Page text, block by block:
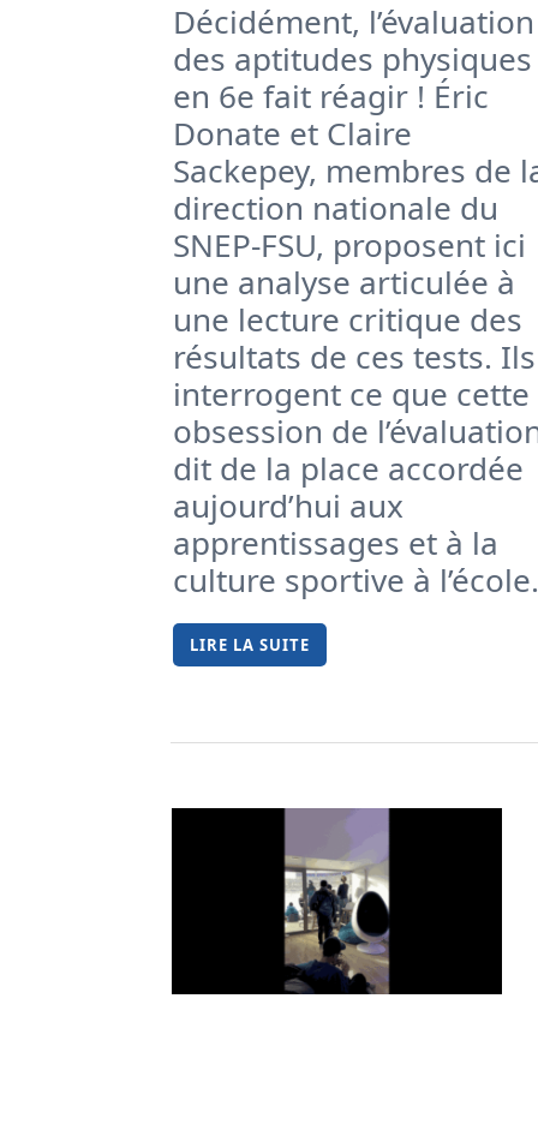
Décidément, l’évaluation
des aptitudes physiques
en 6e fait réagir ! Éric
Donate et Claire
Sackepey, membres de
direction nationale du
SNEP-FSU, proposent ici
une analyse articulée à
une lecture critique des
résultats de ces tests. Ils
interrogent ce que cette
obsession de
dit de la place accordée
aujourd’hui aux
apprentissages et à la
culture sportive à l’école.
LIRE LA SUITE